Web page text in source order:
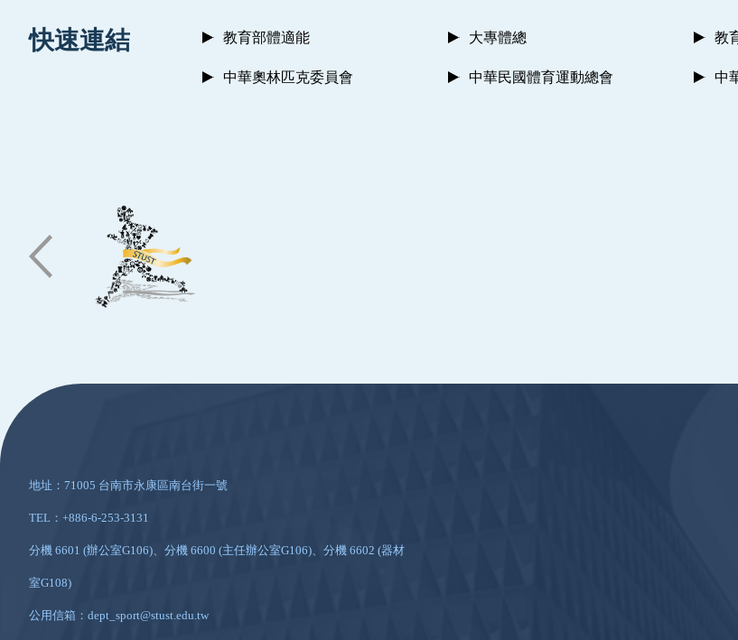
快速連結 教育部體適能 大專體總 教
中華奧林匹克委員會
中華民國體育運動總會 中
地址：71005 台南市永康區南台街一號
TEL：+886-6-253-3131
分機 6601 (辦公室G106)、分機 6600 (主任辦公室G106)、分機 6602 (器材
室G108)
公用信箱：dept_sport@stust.edu.tw